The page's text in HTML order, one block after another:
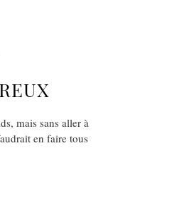
mais sans aller à
en faire tous